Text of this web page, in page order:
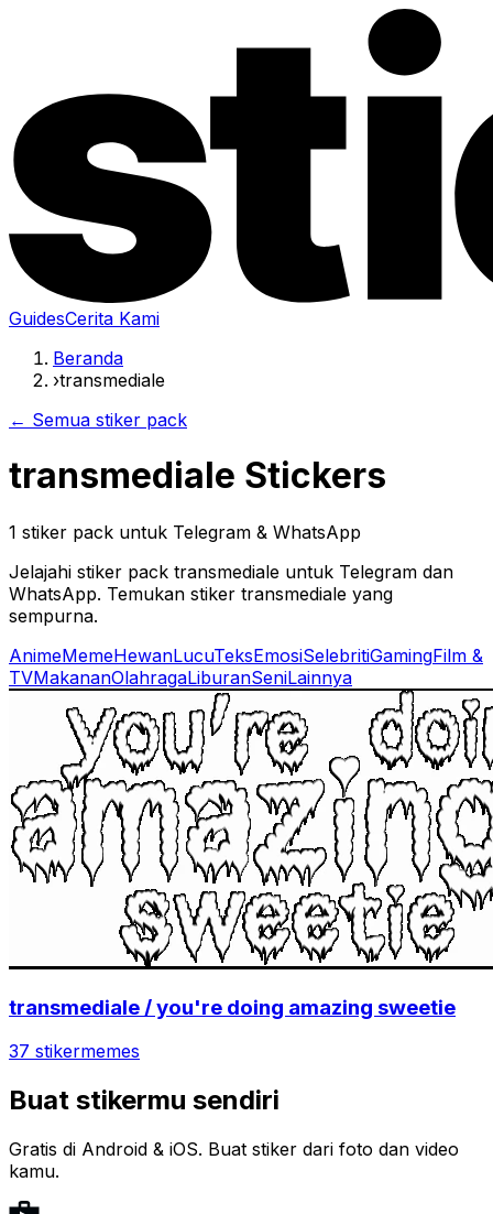
GuidesCerita Kami
Beranda
›transmediale
← Semua stiker pack
transmediale Stickers
1 stiker pack untuk Telegram & WhatsApp
Jelajahi stiker pack transmediale untuk Telegram dan
WhatsApp. Temukan stiker transmediale yang
sempurna.
AnimeMemeHewanLucuTeksEmosiSelebritiGamingFilm &
TVMakananOlahragaLiburanSeniLainnya
transmediale / you're doing amazing sweetie
37 stikermemes
Buat stikermu sendiri
Gratis di Android & iOS. Buat stiker dari foto dan video
kamu.